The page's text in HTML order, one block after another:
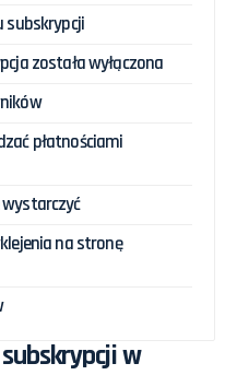
subskrypcji
została wyłączona
płatnościami
na stronę
w